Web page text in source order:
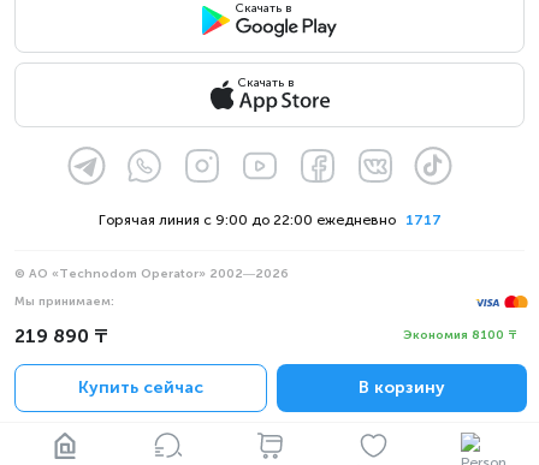
219 890 ₸ Экономия 8100 ₸
Купить сейчас В корзину
Скачать в
Скачать в
1717
Горячая линия с 9:00 до 22:00 ежедневно
© АО «Technodom Operator» 2002—2026
Мы принимаем:
Официальное уведомление